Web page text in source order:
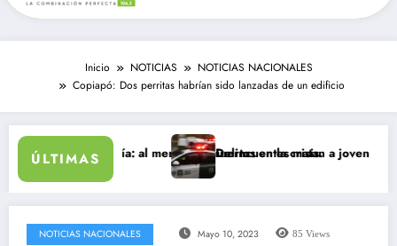
Inicio NOTICIAS
NOTICIAS NACIONALES
Copiapó: Dos perritas habrían sido lanzadas de un edificio
ÚLTIMAS
en un día: al menos 34 muertos en la crisis.
Delincuentes matan a joven que
NOTICIAS NACIONALES Mayo 10, 2023 85 Views